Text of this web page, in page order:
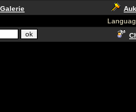
Galerie